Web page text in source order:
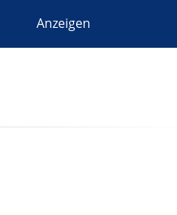
Anzeigen